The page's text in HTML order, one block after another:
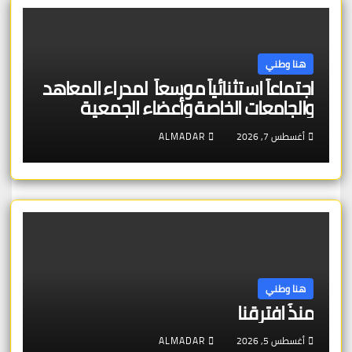
هنا وطني
اجتماعاً استثنائياً موسعاً لمدراء المعاهد
والجامعات الخاصة وأعضاء الجمعية
العمومية للنقابة العامة لمؤسسات
التعليم والتدريب الخاص في ليبيا
أغسطس 7, 2026 ALMADAR
هنا وطني
منذُ افترقنا
أغسطس 5, 2026 ALMADAR